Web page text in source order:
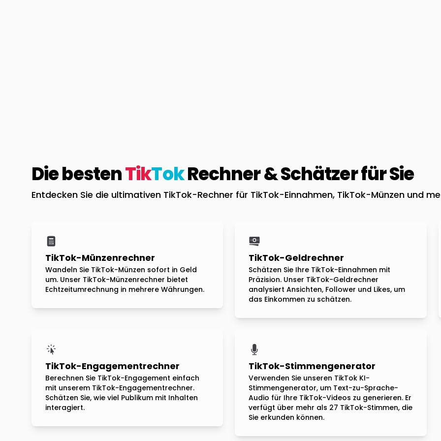
Die bestenTikTokRechner & Schätzer für Sie
Entdecken Sie die ultimativen TikTok-Rechner für TikTok-Einnahmen, TikTok-Münzen und
TikTok-Münzenrechner
Wandeln Sie TikTok-Münzen sofort in Geld
um. Unser TikTok-Münzenrechner bietet
Echtzeitumrechnung in mehrere Währungen.
TikTok-Geldrechner
Schätzen Sie Ihre TikTok-Einnahmen mit
Präzision. Unser TikTok-Geldrechner
analysiert Ansichten, Follower und Likes, um
das Einkommen zu schätzen.
TikTok-Engagementrechner
Berechnen Sie TikTok-Engagement einfach
mit unserem TikTok-Engagementrechner.
Schätzen Sie, wie viel Publikum mit Inhalten
interagiert.
TikTok-Stimmengenerator
Verwenden Sie unseren TikTok KI-
Stimmengenerator, um Text-zu-Sprache-
Audio für Ihre TikTok-Videos zu generieren. Er
verfügt über mehr als 27 TikTok-Stimmen, die
Sie erkunden können.